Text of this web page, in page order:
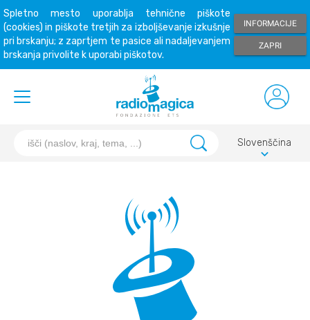
Spletno mesto uporablja tehnične piškote
(cookies) in piškote tretjih za izboljševanje izkušnje
pri brskanju; z zaprtjem te pasice ali nadaljevanjem
brskanja privolite k uporabi piškotov.
INFORMACIJE
ZAPRI
Slovenščina
keyboard_arrow_down